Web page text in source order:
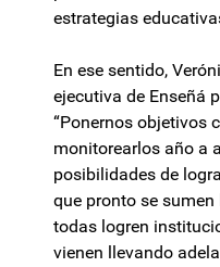
estrategias
En ese sentido,
ejecutiva de Enseñá
“Ponernos objetivos
monitorearlos año a
posibilidades de
que pronto se
todas logren
vienen llevando